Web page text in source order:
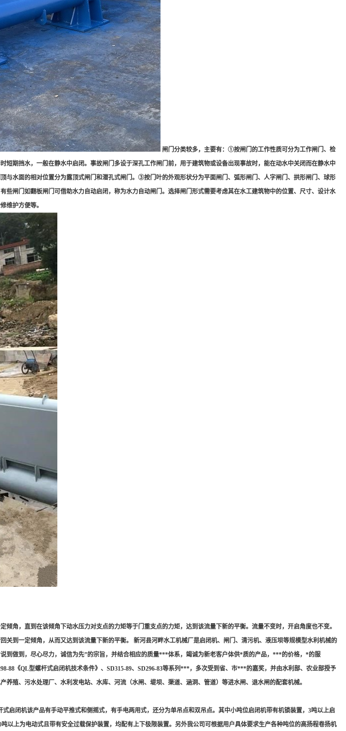
闸门分类较多，主要有：①按闸门的工作性质可分为工作闸门、检
期挡水，一般在静水中启闭。事故闸门多设于深孔工作闸门前，用于建筑物或设备出现事故时，能在动水中关闭而在静水中
水面的相对位置分为露顶式闸门和潜孔式闸门。③按门叶的外观形状分为平面闸门、弧形闸门、人字闸门、拱形闸门、球形
闸门如翻板闸门可借助水力自动启闭，称为水力自动闸门。选择闸门形式需要考虑其在水工建筑物中的位置、尺寸、设计水
维护方便等。
角，直到在该倾角下动水压力对支点的力矩等于门重支点的力矩，达到该流量下新的平衡。流量不变时，开启角度也不变。
到一定倾角，从而又达到该流量下新的平衡。 新河县河畔水工机械厂是启闭机、闸门、清污机、液压坝等规模型水利机械的
做到，尽心尽力，诚信为先”的宗旨，并结合相应的质量***体系，竭诚为新老客户体供*质的产品，***的价格，*的服
《QL型螺杆式启闭机技术条件》、SD315-89、SD296-83等系列***，多次受到省、市***的嘉奖，并由水利部、农业部授予
、污水处理厂、水利发电站、水库、河流（水闸、堤坝、渠道、涵洞、管道）等进水闸、退水闸的配套机械。
闭机该产品有手动平推式和侧摇式，有手电两用式，还分为单吊点和双吊点。其中小吨位启闭机带有机锁装置，3吨以上启
上为电动式且带有安全过载保护装置，均配有上下极限装置。另外我公司可根据用户具体要求生产各种吨位的高扬程卷扬机